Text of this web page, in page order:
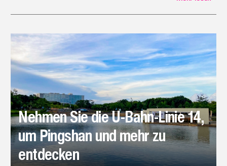
Nehmen Sie die U-Bahn-Linie 14,
um Pingshan und mehr zu
entdecken